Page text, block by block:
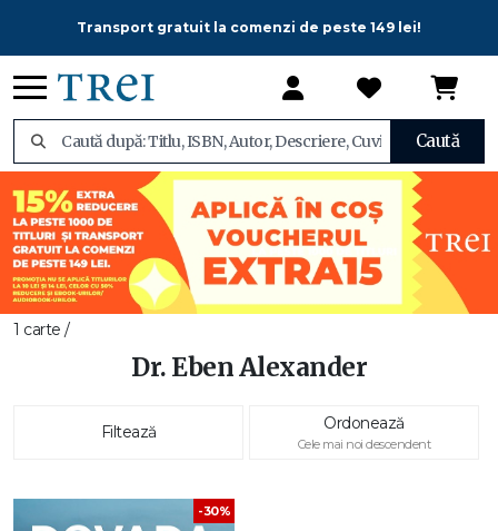
Transport gratuit la comenzi de peste 149 lei!
Caută
1 carte /
Dr. Eben Alexander
Filtează Ordonează
Cele mai noi descendent
-30%